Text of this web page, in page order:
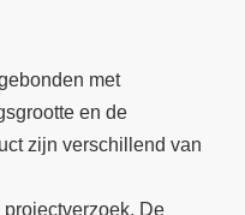
met
en de
zijn verschillend van
De